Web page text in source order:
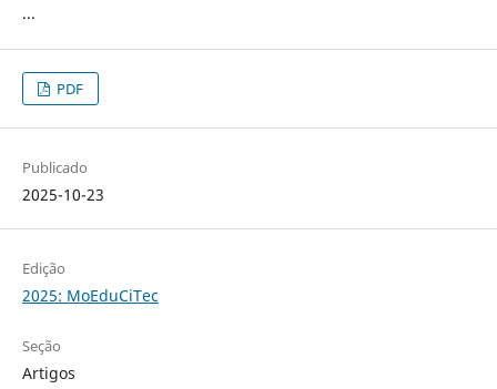
...
PDF
Publicado
2025-10-23
Edição
2025: MoEduCiTec
Seção
Artigos